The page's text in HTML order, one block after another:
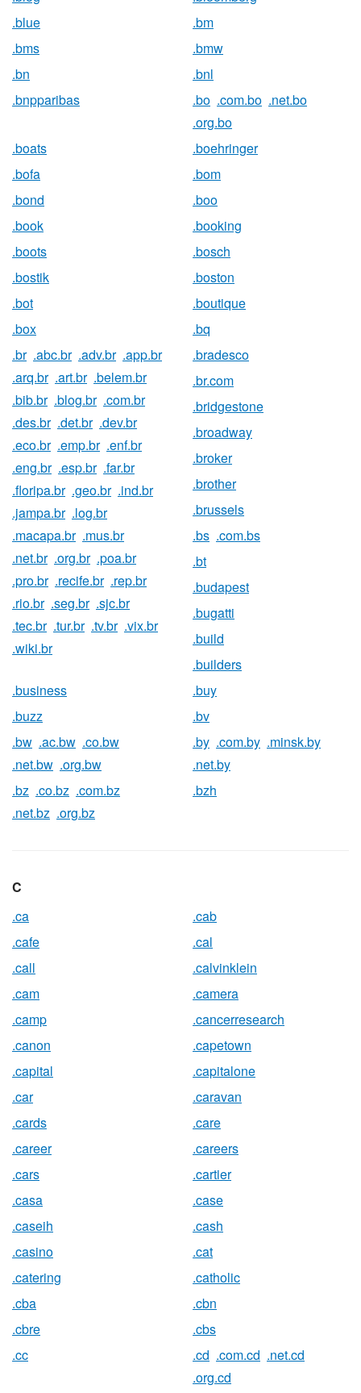
.blue
.bm
.bms
.bmw
.bn
.bnl
.bnpparibas
.bo .com.bo .net.bo
.org.bo
.boats
.boehringer
.bofa
.bom
.bond
.boo
.book
.booking
.boots
.bosch
.bostik
.boston
.bot
.boutique
.box
.bq
.br .abc.br .adv.br .app.br
.arq.br .art.br .belem.br
.bib.br .blog.br .com.br
.des.br .det.br .dev.br
.eco.br .emp.br .enf.br
.eng.br .esp.br .far.br
.floripa.br .geo.br .ind.br
.jampa.br .log.br
.macapa.br .mus.br
.net.br .org.br .poa.br
.pro.br .recife.br .rep.br
.rio.br .seg.br .sjc.br
.tec.br .tur.br .tv.br .vix.br
.wiki.br
.bradesco
.br.com
.bridgestone
.broadway
.broker
.brother
.brussels
.bs .com.bs
.bt
.budapest
.bugatti
.build
.builders
.business
.buy
.buzz
.bv
.bw .ac.bw .co.bw
.net.bw .org.bw
.by .com.by .minsk.by
.net.by
.bz .co.bz .com.bz
.net.bz .org.bz
.bzh
C
.ca
.cab
.cafe
.cal
.call
.calvinklein
.cam
.camera
.camp
.cancerresearch
.canon
.capetown
.capital
.capitalone
.car
.caravan
.cards
.care
.career
.careers
.cars
.cartier
.casa
.case
.caseih
.cash
.casino
.cat
.catering
.catholic
.cba
.cbn
.cbre
.cbs
.cc
.cd .com.cd .net.cd
.org.cd